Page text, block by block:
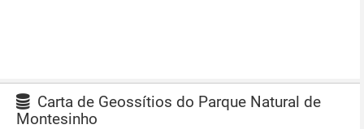
Carta de Geossítios do Parque Natural de
Montesinho